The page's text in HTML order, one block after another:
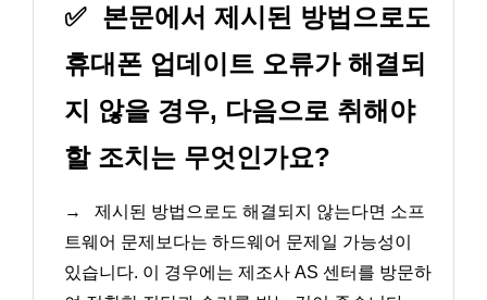
✅ 본문에서 제시된 방법으로도
휴대폰 업데이트 오류가 해결되
지 않을 경우, 다음으로 취해야
할 조치는 무엇인가요?
→
제시된 방법으로도 해결되지 않는다면 소프
트웨어 문제보다는 하드웨어 문제일 가능성이
있습니다. 이 경우에는 제조사 AS 센터를 방문하